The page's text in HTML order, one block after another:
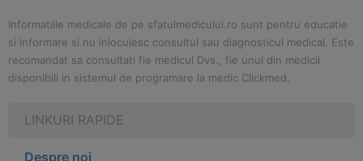
Informatiile medicale de pe sfatulmedicului.ro sunt pentru educatie
si informare si nu inlocuiesc consultul sau diagnosticul medical. Este
recomandat sa consultati fie medicul Dvs., fie unul din medicii
disponibili in sistemul de programare la medic Clickmed.
LINKURI RAPIDE
Despre noi